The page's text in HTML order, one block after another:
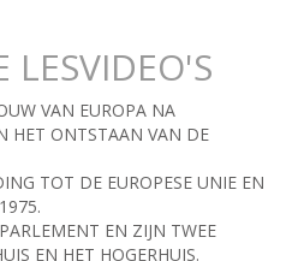
LESVIDEO'S
VAN EUROPA NA
HET ONTSTAAN VAN DE
TOT DE EUROPESE UNIE EN
EN ZIJN TWEE
EN HET HOGERHUIS.